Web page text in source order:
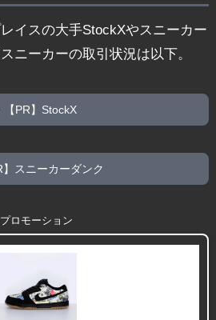
イスの大手StockXやスニーカー
ニーカーの取引状況は以下。
【PR】StockX
】スニーカーダンク
プロモーション